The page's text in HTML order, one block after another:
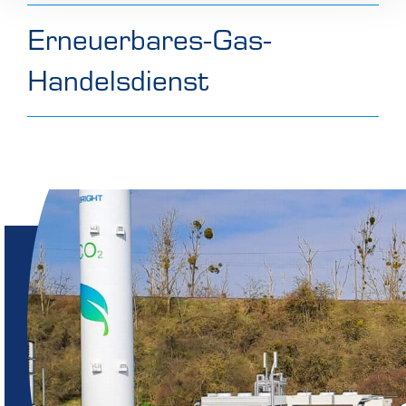
Erneuerbares-Gas-
Handelsdienst